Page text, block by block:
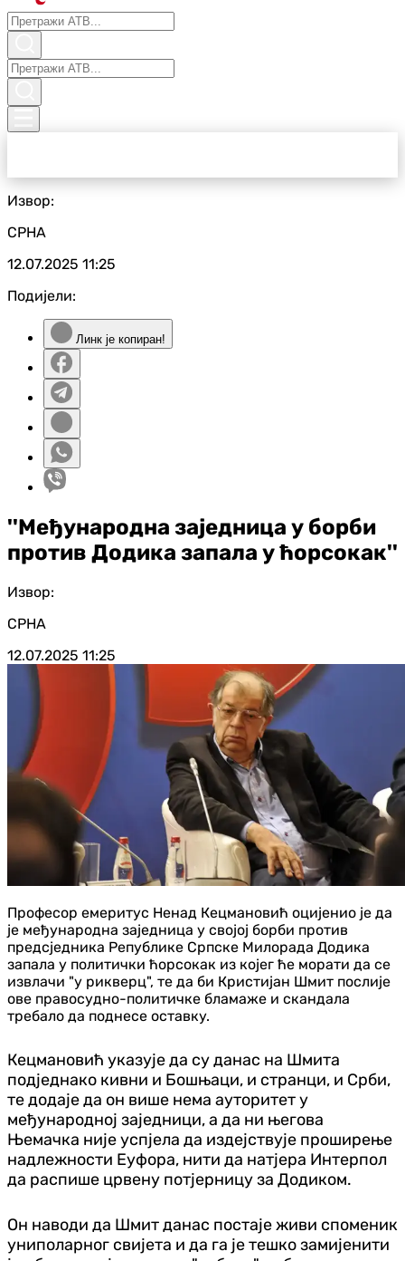
Извор:
СРНА
12.07.2025 11:25
Подијели:
Линк је копиран!
''Међународна заједница у борби
против Додика запала у ћорсокак''
Извор:
СРНА
12.07.2025 11:25
Професор емеритус Ненад Кецмановић оцијенио је да
је међународна заједница у својој борби против
предсједника Републике Српске Милорада Додика
запала у политички ћорсокак из којег ће морати да се
извлачи "у рикверц", те да би Кристијан Шмит послије
ове правосудно-политичке бламаже и скандала
требало да поднесе оставку.
Кецмановић указује да су данас на Шмита
подједнако кивни и Бошњаци, и странци, и Срби,
те додаје да он више нема ауторитет у
међународној заједници, а да ни његова
Њемачка није успјела да издејствује проширење
надлежности Еуфора, нити да натјера Интерпол
да распише црвену потјерницу за Додиком.
Он наводи да Шмит данас постаје живи споменик
униполарног свијета и да га је тешко замијенити